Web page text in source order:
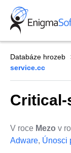
Skip
content
Databáze hrozeb
service.cc
V roce Mezo v
Adware, Únosci